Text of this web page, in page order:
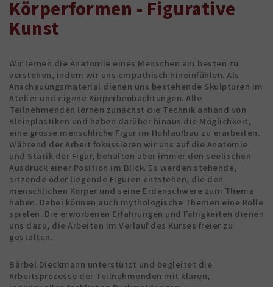
Körperformen - Figurative
Kunst
Wir lernen die Anatomie eines Menschen am besten zu
verstehen, indem wir uns empathisch hineinfühlen. Als
Anschauungsmaterial dienen uns bestehende Skulpturen im
Atelier und eigene Körperbeobachtungen. Alle
Teilnehmenden lernen zunächst die Technik anhand von
Kleinplastiken und haben darüber hinaus die Möglichkeit,
eine grosse menschliche Figur im Hohlaufbau zu erarbeiten.
Während der Arbeit fokussieren wir uns auf die Anatomie
und Statik der Figur, behalten aber immer den seelischen
Ausdruck einer Position im Blick. Es werden stehende,
sitzende oder liegende Figuren entstehen, die den
menschlichen Körper und seine Erdenschwere zum Thema
haben. Dabei können auch mythologische Themen eine Rolle
spielen. Die erworbenen Erfahrungen und Fähigkeiten dienen
uns dazu, die Arbeiten im Verlauf des Kurses freier zu
gestalten.
Bärbel Dieckmann unterstützt und begleitet die
Arbeitsprozesse der Teilnehmenden mit klaren,